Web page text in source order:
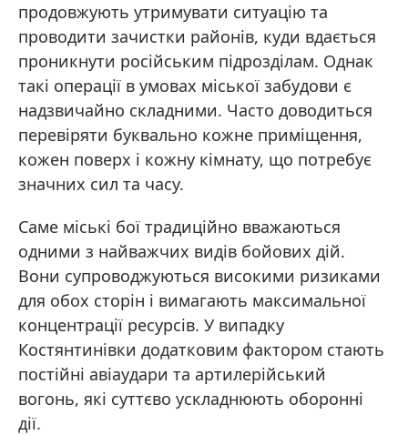
продовжують утримувати ситуацію та
проводити зачистки районів, куди вдається
проникнути російським підрозділам. Однак
такі операції в умовах міської забудови є
надзвичайно складними. Часто доводиться
перевіряти буквально кожне приміщення,
кожен поверх і кожну кімнату, що потребує
значних сил та часу.
Саме міські бої традиційно вважаються
одними з найважчих видів бойових дій.
Вони супроводжуються високими ризиками
для обох сторін і вимагають максимальної
концентрації ресурсів. У випадку
Костянтинівки додатковим фактором стають
постійні авіаудари та артилерійський
вогонь, які суттєво ускладнюють оборонні
дії.